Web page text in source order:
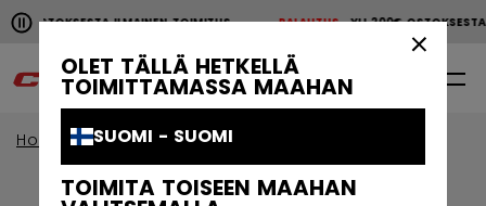
OLET TÄLLÄ HETKELLÄ
TOIMITTAMASSA MAAHAN
SUOMI - SUOMI
TOIMITA TOISEEN MAAHAN
Pause the horizontal scroll animation.
OSTOKSESTA ILMAINEN TOIMITUSPALAUTUS YLI 200€
YLI 200€ OSTOKSESTA ILMAINEN TOIMITUS
Home Jääkiekkotarvikkeet